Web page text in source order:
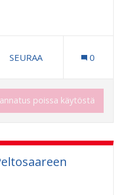
Ekologisuus
2 SEURAAJAA
SEURAA 0
poissa käytöstä